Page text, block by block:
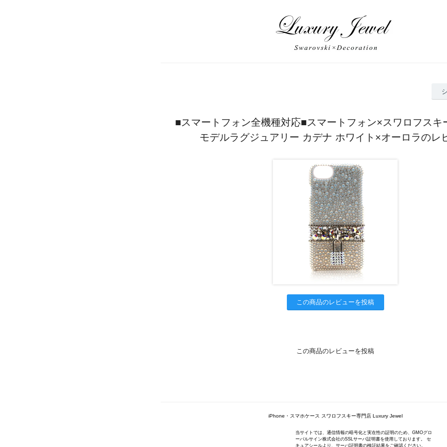
■スマートフォン全機種対応■スマートフォン×スワロフスキ
モデルラグジュアリー カデナ ホワイト×オーロラのレ
この商品のレビューを投稿
この商品のレビューを投稿
iPhone・スマホケース スワロフスキー専門店 Luxury Jewel
当サイトでは、通信情報の暗号化と実在性の証明のため、GMOグロ
ーバルサイン株式会社のSSLサーバ証明書を使用しております。 セ
キュアシールより、サーバ証明書の検証結果をご確認ください。